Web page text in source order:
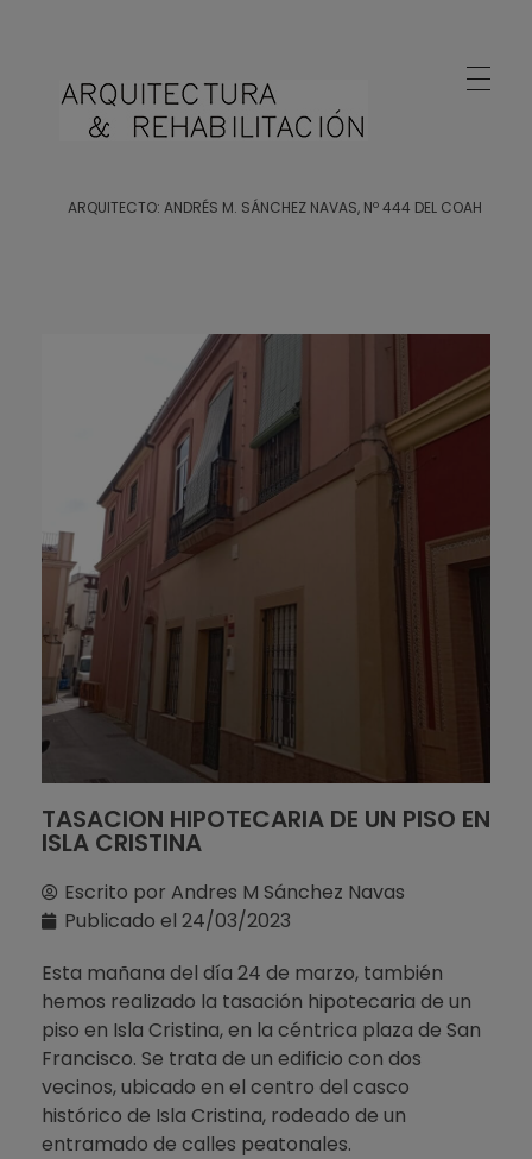
ARQUITECTO: ANDRÉS M. SÁNCHEZ NAVAS, Nº 444 DEL COAH
TASACION HIPOTECARIA DE UN PISO EN
ISLA CRISTINA
Escrito por Andres M Sánchez Navas
Publicado el 24/03/2023
Esta mañana del día 24 de marzo, también
hemos realizado la tasación hipotecaria de un
piso en Isla Cristina, en la céntrica plaza de San
Francisco. Se trata de un edificio con dos
vecinos, ubicado en el centro del casco
histórico de Isla Cristina, rodeado de un
entramado de calles peatonales.